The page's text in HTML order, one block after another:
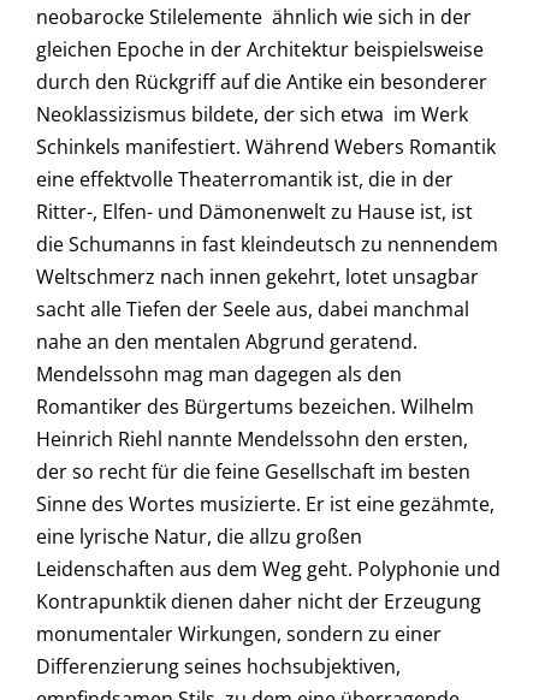
neobarocke Stilelemente  ähnlich wie sich in der
gleichen Epoche in der Architektur beispielsweise
durch den Rückgriff auf die Antike ein besonderer
Neoklassizismus bildete, der sich etwa im Werk
Schinkels manifestiert. Während Webers Romantik
eine effektvolle Theaterromantik ist, die in der
Ritter-, Elfen- und Dämonenwelt zu Hause ist, ist
die Schumanns in fast kleindeutsch zu nennendem
Weltschmerz nach innen gekehrt, lotet unsagbar
sacht alle Tiefen der Seele aus, dabei manchmal
nahe an den mentalen Abgrund geratend.
Mendelssohn mag man dagegen als den
Romantiker des Bürgertums bezeichen. Wilhelm
Heinrich Riehl nannte Mendelssohn den ersten,
der so recht für die feine Gesellschaft im besten
Sinne des Wortes musizierte. Er ist eine gezähmte,
eine lyrische Natur, die allzu großen
Leidenschaften aus dem Weg geht. Polyphonie und
Kontrapunktik dienen daher nicht der Erzeugung
monumentaler Wirkungen, sondern zu einer
Differenzierung seines hochsubjektiven,